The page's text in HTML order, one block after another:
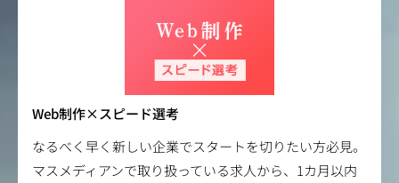
Web制作×スピード選考
なるべく早く新しい企業でスタートを切りたい方必見。
マスメディアンで取り扱っている求人から、1カ月以内